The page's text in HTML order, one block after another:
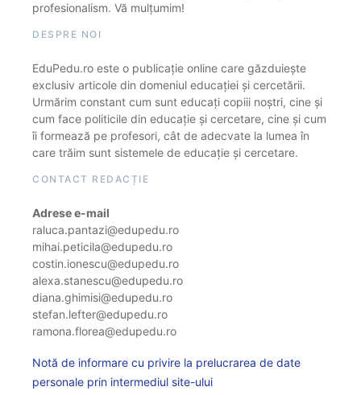
profesionalism. Vă mulțumim!
DESPRE NOI
EduPedu.ro este o publicație online care găzduiește
exclusiv articole din domeniul educației și cercetării.
Urmărim constant cum sunt educați copiii noștri, cine și
cum face politicile din educație și cercetare, cine și cum
îi formează pe profesori, cât de adecvate la lumea în
care trăim sunt sistemele de educație și cercetare.
CONTACT REDACȚIE
Adrese e-mail
raluca.pantazi@edupedu.ro
mihai.peticila@edupedu.ro
costin.ionescu@edupedu.ro
alexa.stanescu@edupedu.ro
diana.ghimisi@edupedu.ro
stefan.lefter@edupedu.ro
ramona.florea@edupedu.ro
Notă de informare cu privire la prelucrarea de date
personale prin intermediul site-ului